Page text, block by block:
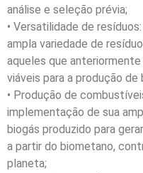
análise e seleção prévia;
• Versatilidade de
ampla variedade de
aqueles que
viáveis para a produção de
• Produção de
implementação de sua
biogás produzido para
a partir do biometano,
planeta;